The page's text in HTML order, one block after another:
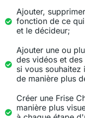
Ajouter,
fonction de ce
et le décideur;
Ajouter une ou
des vidéos et
si vous souhaitez
de manière plus
Créer une Frise
manière plus